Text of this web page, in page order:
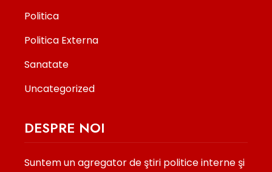
Politica
Politica Externa
Sanatate
Uncategorized
DESPRE NOI
Suntem un agregator de ştiri politice interne şi